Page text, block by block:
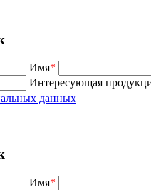
Имя*
Интересующая
данных
Имя*